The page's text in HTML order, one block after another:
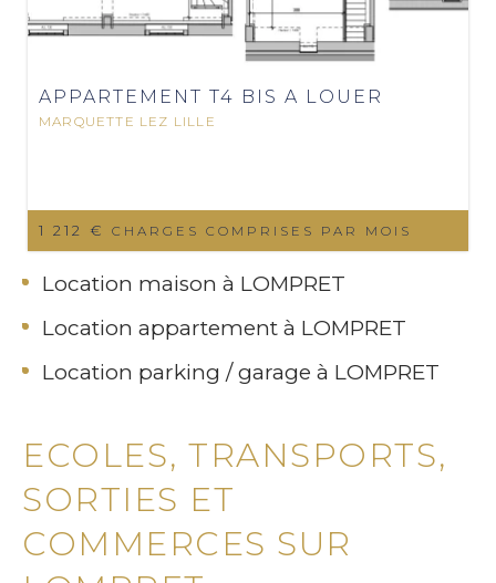
APPARTEMENT T4 BIS A LOUER
MARQUETTE LEZ LILLE
1 212 € CHARGES COMPRISES PAR MOIS
Location maison à LOMPRET
Location appartement à LOMPRET
Location parking / garage à LOMPRET
ECOLES, TRANSPORTS,
SORTIES ET
COMMERCES SUR